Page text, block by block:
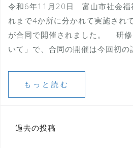
令和6年11月20日 富山市社会福
れまで4か所に分かれて実施され
が合同で開催されました。 研修
いて」で、合同の開催は今回初の
もっと読む
投
過去の投稿